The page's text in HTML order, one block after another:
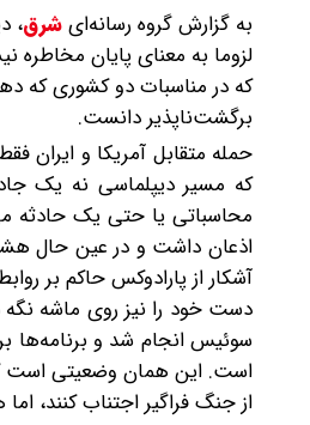
به گزارش گروه رسانه‌ایشرق،
لزوما به معنای پایان مخاطره
که در مناسبات دو کشوری که
برگشت‌ناپذیر دانست.
حمله متقابل آمریکا و ایران
که مسیر دیپلماسی نه یک
محاسباتی یا حتی یک حادثه
اذعان داشت و در عین حال
آشکار از پارادوکس حاکم بر
دست خود را نیز روی ماشه نگه
سوئیس انجام شد و برنامه‌ها
است. این همان وضعیتی است که
از جنگ فراگیر اجتناب کنند،